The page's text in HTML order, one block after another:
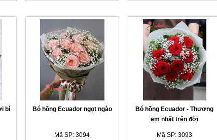
bí
Bó hồng Ecuador ngọt ngào
Mã SP: 3094
Bó hồng Ecuador - Thương
em nhất trên đời
Mã SP: 3093